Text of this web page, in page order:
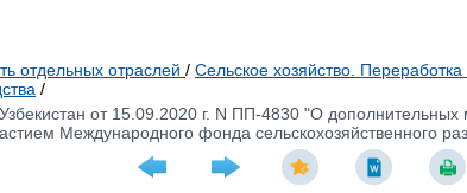
отдельных отраслей / Сельское хозяйство.
/
от 15.09.2020 г. N ПП-4830 "О
Международного фонда сельскохозяйственного